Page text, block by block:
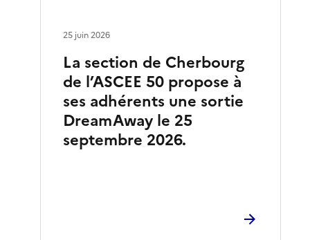
La section de Cherbourg
de l’ASCEE 50 propose à
ses adhérents une sortie
DreamAway le 25
septembre 2026.
25 juin 2026